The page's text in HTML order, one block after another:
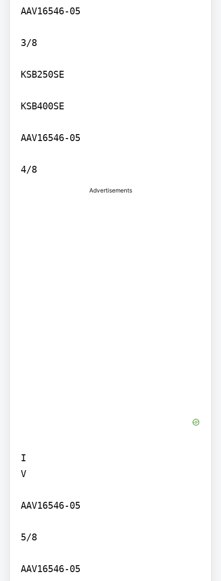
AAV16546-05
3/8
KSB250SE
KSB400SE
AAV16546-05
4/8
Advertisements
I
V
AAV16546-05
5/8
AAV16546-05